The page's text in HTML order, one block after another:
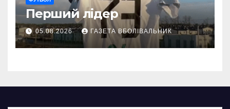
Перший лідер
05.08.2026 ГАЗЕТА ВБОЛІВАЛЬНИК